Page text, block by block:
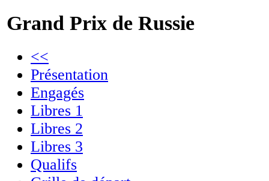
Grand Prix de Russie
<<
Présentation
Engagés
Libres 1
Libres 2
Libres 3
Qualifs